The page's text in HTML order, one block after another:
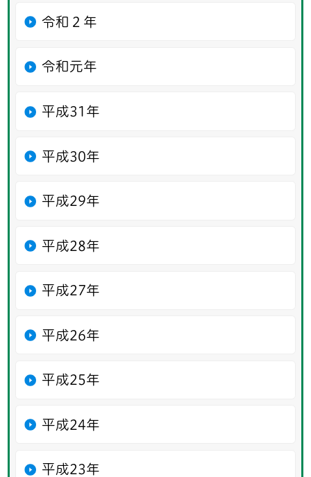
令和２年
令和元年
平成31年
平成30年
平成29年
平成28年
平成27年
平成26年
平成25年
平成24年
平成23年